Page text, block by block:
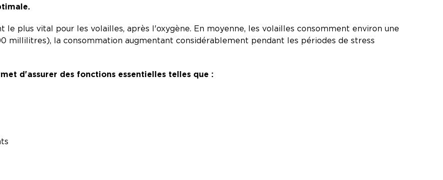
le plus vital pour les volailles, après l'oxygène. En moyenne, les volailles consomment environ une
millilitres), la consommation augmentant considérablement pendant les périodes de stress
d'assurer des fonctions essentielles telles que :